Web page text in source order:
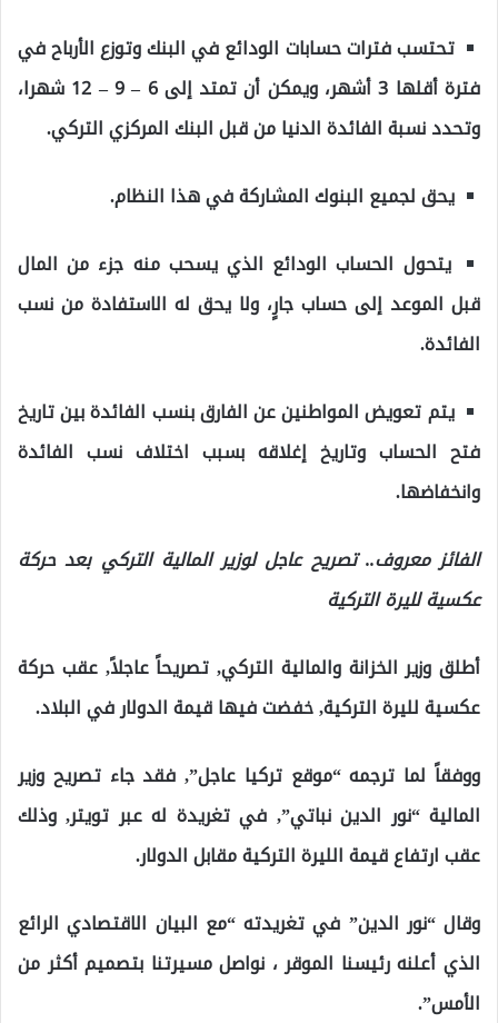
تحتسب فترات حسابات الودائع في البنك وتوزع الأرباح في
فترة أقلها 3 أشهر، ويمكن أن تمتد إلى 6 – 9 – 12 شهرا،
وتحدد نسبة الفائدة الدنيا من قبل البنك المركزي التركي.
يحق لجميع البنوك المشاركة في هذا النظام.
يتحول الحساب الودائع الذي يسحب منه جزء من المال
قبل الموعد إلى حساب جارٍ، ولا يحق له الاستفادة من نسب
الفائدة.
يتم تعويض المواطنين عن الفارق بنسب الفائدة بين تاريخ
فتح الحساب وتاريخ إغلاقه بسبب اختلاف نسب الفائدة
وانخفاضها.
الفائز معروف.. تصريح عاجل لوزير المالية التركي بعد حركة
عكسية لليرة التركية
أطلق وزير الخزانة والمالية التركي, تصريحاً عاجلاً, عقب حركة
عكسية لليرة التركية, خفضت فيها قيمة الدولار في البلاد.
ووفقاً لما ترجمه “موقع تركيا عاجل”, فقد جاء تصريح وزير
المالية “نور الدين نباتي”, في تغريدة له عبر تويتر, وذلك
عقب ارتفاع قيمة الليرة التركية مقابل الدولار.
وقال “نور الدين” في تغريدته “مع البيان الاقتصادي الرائع
الذي أعلنه رئيسنا الموقر ، نواصل مسيرتنا بتصميم أكثر من
الأمس”.